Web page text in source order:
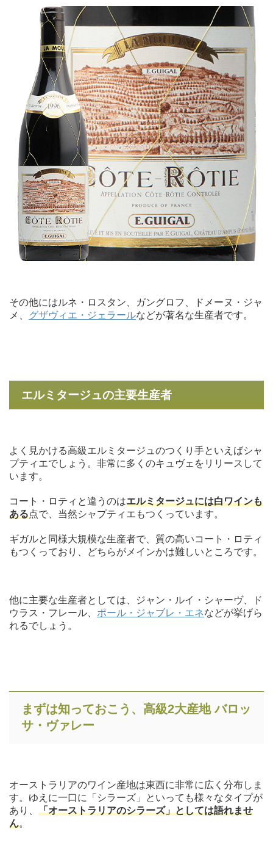
その他にはルネ・ロスタン、ガングロフ、ドメーヌ・ジャ
メ、 グザヴィエ・ジェラールなどが著名な生産者です。
エルミタージュの主要生産者
よく見かける高級エルミタージュのつくり手といえばシャ
プティエでしょう。非常に多くのキュヴェをリリースして
います。
コート・ロティと違うのはエルミタージュには白ワインも
ある点で、当然シャプティエもつくっています。
ギガルと同様大規模な生産者で、質の高いコート・ロティ
もつくっており、どちらがメインかは難しいところです。
他に主要な生産者としては、ジャン・ルイ・シャーヴ、ド
ウラス・フレール、 ポール・ジャブレ・エネなどが挙げら
れるでしょう。
まずは知っておこう、高級2大産地 バロッ
サ・ヴァレー
オーストラリアのワイン産地は東西に非常に広く分布しま
す。ゆえに一口に「シラーズ」といっても様々なタイプが
あり、 「オーストラリアのシラーズ」としては語れませ
ん。